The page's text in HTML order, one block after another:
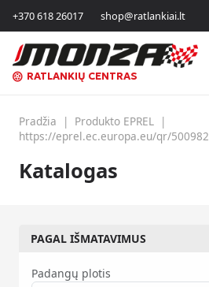
+370 618 26017 shop@ratlankiai.lt
RATLANKIŲ CENTRAS
Pradžia | Produkto EPREL |
https://eprel.ec.europa.eu/qr/500982
Katalogas
PAGAL IŠMATAVIMUS
Padangų plotis